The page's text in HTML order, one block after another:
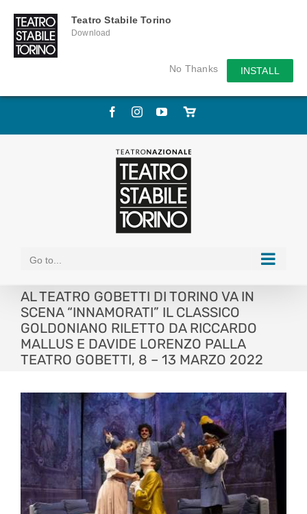
Teatro Stabile Torino
Download
No Thanks INSTALL
Skip
FacebookInstagramYouTube
Store
Go to...
AL TEATRO GOBETTI DI TORINO VA IN
SCENA “INNAMORATI” IL CLASSICO
GOLDONIANO RILETTO DA RICCARDO
MALLUS E DAVIDE LORENZO PALLA
TEATRO GOBETTI, 8 – 13 MARZO 2022